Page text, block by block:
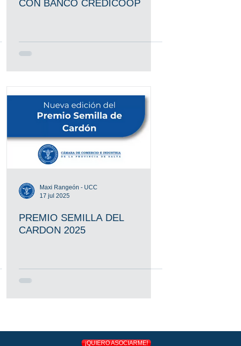
CON BANCO CREDICOOP
Maxi Rangeón - UCC
17 jul 2025
PREMIO SEMILLA DEL
CARDON 2025
¡QUIERO ASOCIARME!